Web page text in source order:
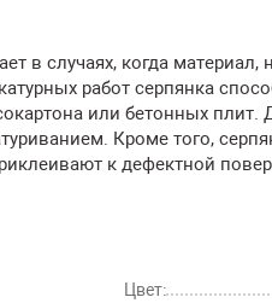
в случаях, когда
работ серпянка
или бетонных плит.
Кроме того,
к дефектной
Цвет: